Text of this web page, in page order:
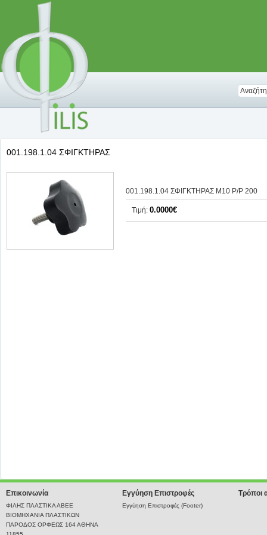
001.198.1.04 ΣΦΙΓΚΤΗΡΑΣ
001.198.1.04 ΣΦΙΓΚΤΗΡΑΣ Μ10 Ρ/Ρ 200
Τιμή: 0.0000€
Επικοινωνία
ΦΙΛΗΣ ΠΛΑΣΤΙΚΑ ΑΒΕΕ
ΒΙΟΜΗΧΑΝΙΑ ΠΛΑΣΤΙΚΩΝ
ΠΑΡΟΔΟΣ ΟΡΦΕΩΣ 164 ΑΘΗΝΑ
Εγγύηση Επιστροφές
Εγγύηση Επιστροφές (Footer)
Τρόποι